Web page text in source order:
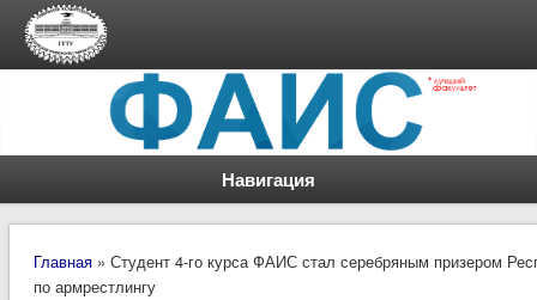
Навигация
Вы здесь
Главная» Студент 4-го курса ФАИС стал серебряным призером
по армрестлингу